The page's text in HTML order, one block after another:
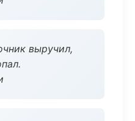
выручил,